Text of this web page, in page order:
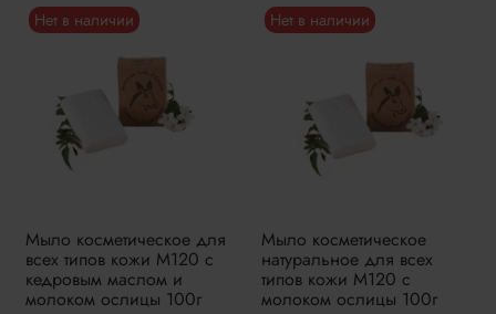
Нет в наличии
Мыло косметическое для
всех типов кожи M120 с
кедровым маслом и
молоком ослицы 100г
Нет в наличии
Мыло косметическое
натуральное для всех
типов кожи M120 с
молоком ослицы 100г